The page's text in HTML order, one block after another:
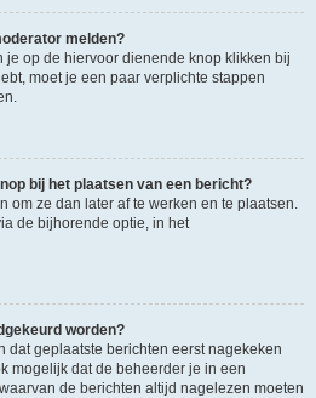
melden?
je op de hiervoor dienende knop klikken bij
moet je een paar verplichte stappen
bij het plaatsen van een bericht?
om ze dan later af te werken en te plaatsen.
de bijhorende optie, in het
worden?
dat geplaatste berichten eerst nagekeken
mogelijk dat de beheerder je in een
de berichten altijd nagelezen moeten